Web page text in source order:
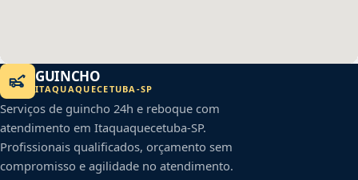
GUINCHO
ITAQUAQUECETUBA -SP
Serviços de guincho 24h e reboque com
atendimento em Itaquaquecetuba-SP.
Profissionais qualificados, orçamento sem
compromisso e agilidade no atendimento.